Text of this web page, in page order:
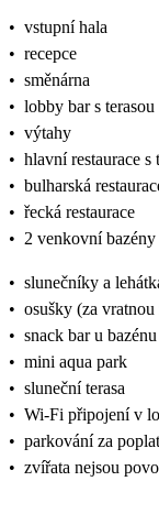
• vstupní hala
• recepce
• směnárna
• lobby bar s terasou
• výtahy
• hlavní restaurace s
• bulharská
• řecká restaurace
• 2 venkovní
• slunečníky a
• osušky (za
• snack bar u bazénu
• mini aqua park
• sluneční terasa
• Wi-Fi připojení v
• parkování za
• zvířata nejsou